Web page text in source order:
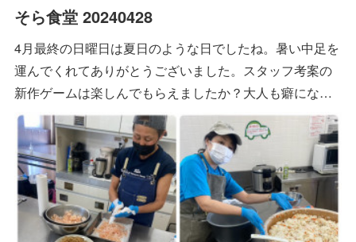
そら食堂 20240428
4月最終の日曜日は夏日のような日でしたね。暑い中足を
運んでくれてありがとうございました。スタッフ考案の
新作ゲームは楽しんでもらえましたか？大人も癖にな…